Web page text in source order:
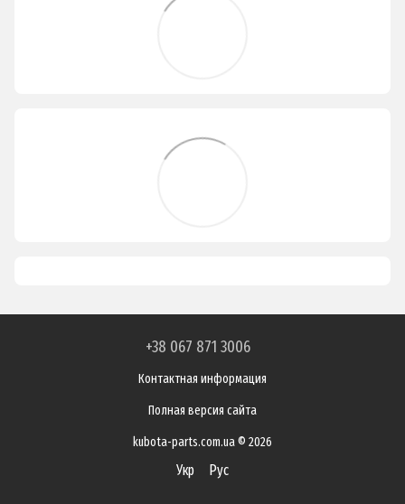
+38 067 871 3006
Контактная информация
Полная версия сайта
kubota-parts.com.ua © 2026
Укр Рус